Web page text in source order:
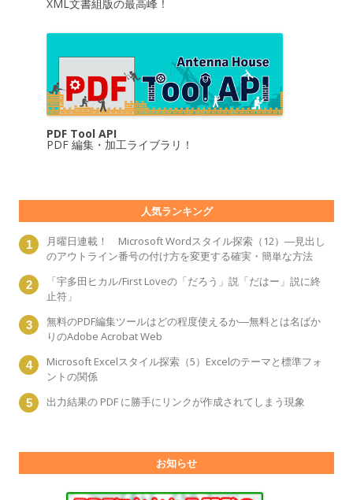
XML文書組版の最高峰！
PDF Tool API
PDF 編集・加工ライブラリ！
人気ランキング
月曜日連載！ Microsoft Wordスタイル探索（12）―見出し
のアウトライン番号の付け方を変更する確実・簡単な方法
「宇多田ヒカル/First Loveの「だろう」説「だはー」説に終
止符」
無料のPDF編集ツールはどの程度使えるか―無料とは名ばか
りのAdobe Acrobat Web
Microsoft Excelスタイル探索（5）Excelのテーマと標準フォ
ントの関係
出力結果の PDF に勝手にリンクが作成されてしまう現象
お知らせ